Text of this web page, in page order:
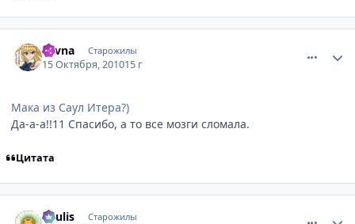
Savna Старожилы
15 Октября, 201015 г
Мака из Саул Итера?)
Да-а-а!!11 Спасибо, а то все мозги сломала.
Цитата
Soulis Старожилы